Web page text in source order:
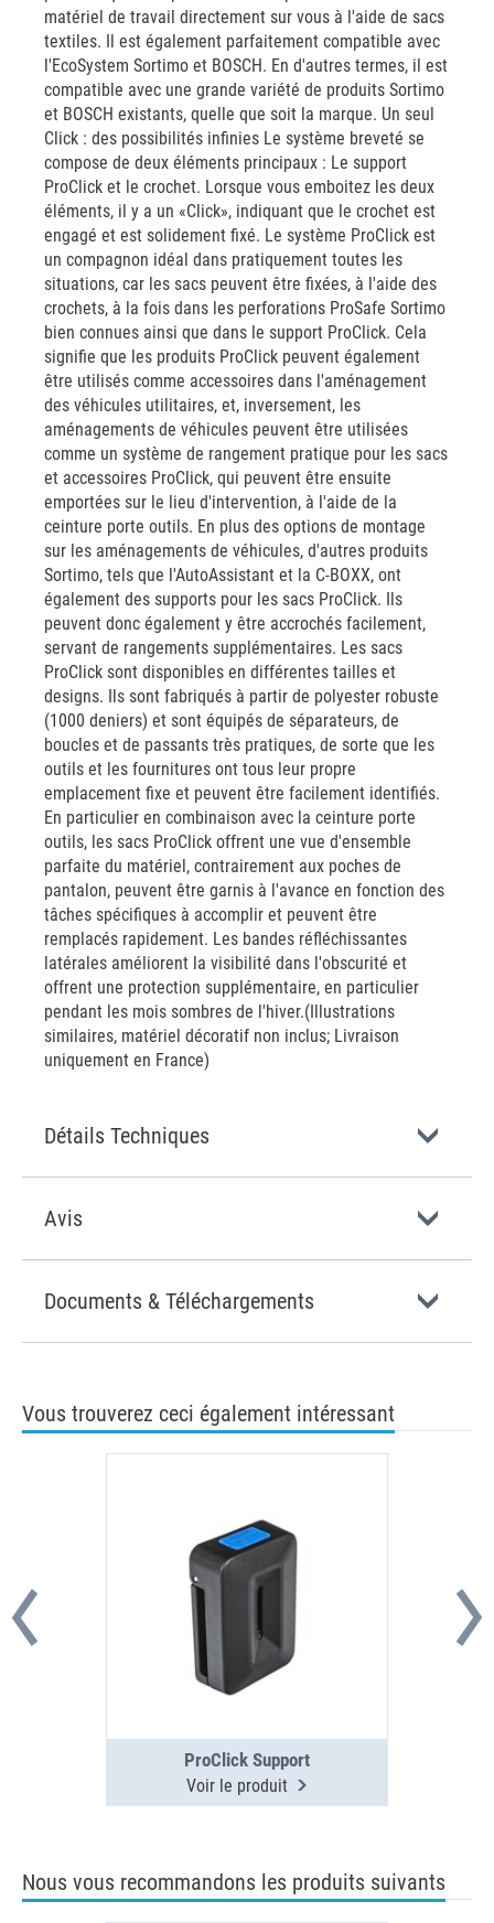
matériel de travail directement sur vous à l'aide de sacs
textiles. Il est également parfaitement compatible avec
l'EcoSystem Sortimo et BOSCH. En d'autres termes, il est
compatible avec une grande variété de produits Sortimo
et BOSCH existants, quelle que soit la marque. Un seul
Click : des possibilités infinies Le système breveté se
compose de deux éléments principaux : Le support
ProClick et le crochet. Lorsque vous emboitez les deux
éléments, il y a un «Click», indiquant que le crochet est
engagé et est solidement fixé. Le système ProClick est
un compagnon idéal dans pratiquement toutes les
situations, car les sacs peuvent être fixées, à l'aide des
crochets, à la fois dans les perforations ProSafe Sortimo
bien connues ainsi que dans le support ProClick. Cela
signifie que les produits ProClick peuvent également
être utilisés comme accessoires dans l'aménagement
des véhicules utilitaires, et, inversement, les
aménagements de véhicules peuvent être utilisées
comme un système de rangement pratique pour les sacs
et accessoires ProClick, qui peuvent être ensuite
emportées sur le lieu d'intervention, à l'aide de la
ceinture porte outils. En plus des options de montage
sur les aménagements de véhicules, d'autres produits
Sortimo, tels que l'AutoAssistant et la C-BOXX, ont
également des supports pour les sacs ProClick. Ils
peuvent donc également y être accrochés facilement,
servant de rangements supplémentaires. Les sacs
ProClick sont disponibles en différentes tailles et
designs. Ils sont fabriqués à partir de polyester robuste
(1000 deniers) et sont équipés de séparateurs, de
boucles et de passants très pratiques, de sorte que les
outils et les fournitures ont tous leur propre
emplacement fixe et peuvent être facilement identifiés.
En particulier en combinaison avec la ceinture porte
outils, les sacs ProClick offrent une vue d'ensemble
parfaite du matériel, contrairement aux poches de
pantalon, peuvent être garnis à l'avance en fonction des
tâches spécifiques à accomplir et peuvent être
remplacés rapidement. Les bandes réfléchissantes
latérales améliorent la visibilité dans l'obscurité et
offrent une protection supplémentaire, en particulier
pendant les mois sombres de l'hiver.(Illustrations
similaires, matériel décoratif non inclus; Livraison
uniquement en France)
Détails Techniques
Avis
Documents & Téléchargements
Vous trouverez ceci également intéressant
ProClick Support
Voir le produit
Nous vous recommandons les produits suivants